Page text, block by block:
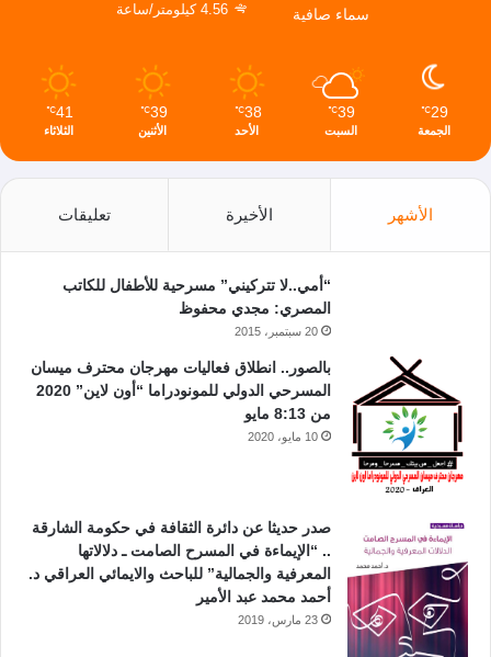
سماء صافية
4.56 كيلومتر/ساعة
29
℃
الجمعة
39
℃
السبت
38
℃
الأحد
39
℃
الأثنين
41
℃
الثلاثاء
الأشهر الأخيرة تعليقات
“أمي..لا تتركيني” مسرحية للأطفال للكاتب
المصري: مجدي محفوظ
20 سبتمبر، 2015
بالصور.. انطلاق فعاليات مهرجان محترف ميسان
المسرحي الدولي للمونودراما “أون لاين” 2020
من 8:13 مايو
10 مايو، 2020
صدر حديثا عن دائرة الثقافة في حكومة الشارقة
.. “الإيماءة في المسرح الصامت ـ دلالاتها
المعرفية والجمالية” للباحث والايمائي العراقي د.
أحمد محمد عبد الأمير
23 مارس، 2019